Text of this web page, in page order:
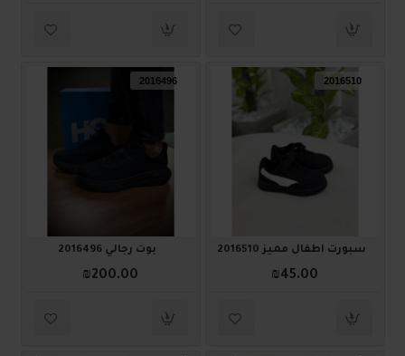
2016510
سبورت أطفال مميز 2016510
₪45.00
2016496
بوت رجالي 2016496
₪200.00